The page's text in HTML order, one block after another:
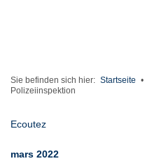
Sie befinden sich hier: Startseite •
Polizeiinspektion
Ecoutez
mars 2022